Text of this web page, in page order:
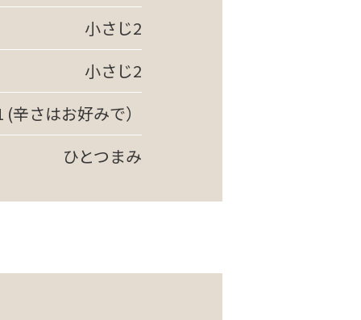
小さじ2
小さじ2
辛さはお好みで）
ひとつまみ